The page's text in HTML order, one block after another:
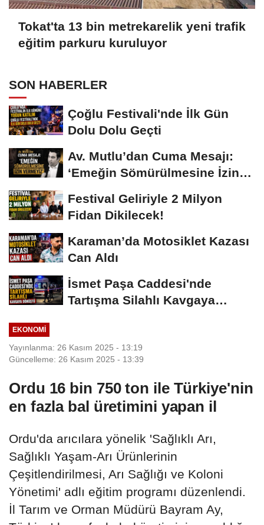
Tokat'ta 13 bin metrekarelik yeni trafik
eğitim parkuru kuruluyor
SON HABERLER
Çoğlu Festivali'nde İlk Gün
Dolu Dolu Geçti
Av. Mutlu’dan Cuma Mesajı:
‘Emeğin Sömürülmesine İzin
Festival Geliriyle 2 Milyon
Fidan Dikilecek!
Karaman’da Motosiklet Kazası
Can Aldı
İsmet Paşa Caddesi'nde
Tartışma Silahlı Kavgaya
EKONOMI
Yayınlanma: 26 Kasım 2025 - 13:19
Güncelleme: 26 Kasım 2025 - 13:39
Ordu 16 bin 750 ton ile Türkiye'nin
en fazla bal üretimini yapan il
Ordu'da arıcılara yönelik 'Sağlıklı Arı,
Sağlıklı Yaşam-Arı Ürünlerinin
Çeşitlendirilmesi, Arı Sağlığı ve Koloni
Yönetimi' adlı eğitim programı düzenlendi.
İl Tarım ve Orman Müdürü Bayram Ay,